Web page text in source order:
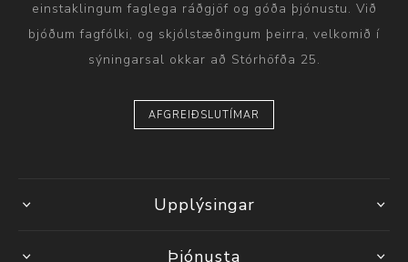
einstaklingum faglega ráðgjöf og góða þjónustu. Við
bjóðum fagfólki, og skjólstæðingum þeirra, velkomið í
sýningarsal okkar að Stórhöfða 25.
AFGREIÐSLUTÍMAR
Upplýsingar
Þjónusta